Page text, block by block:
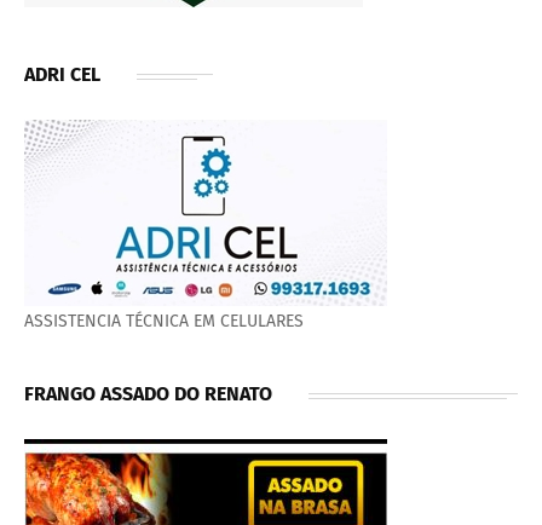
ADRI CEL
ASSISTENCIA TÉCNICA EM CELULARES
FRANGO ASSADO DO RENATO